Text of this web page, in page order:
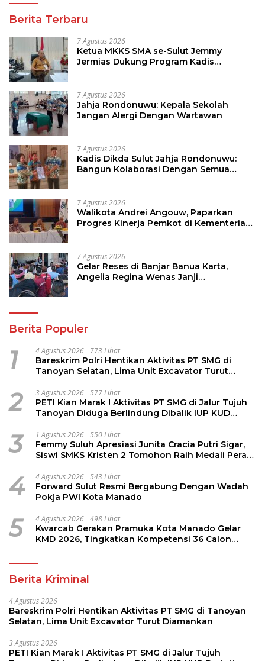
Berita Terbaru
7 Agustus 2026
Ketua MKKS SMA se-Sulut Jemmy
Jermias Dukung Program Kadis
7 Agustus 2026
Jahja Rondonuwu: Kepala Sekolah
Jangan Alergi Dengan Wartawan
7 Agustus 2026
Kadis Dikda Sulut Jahja Rondonuwu:
Bangun Kolaborasi Dengan Semua
7 Agustus 2026
Walikota Andrei Angouw, Paparkan
Progres Kinerja Pemkot di Kementerian
7 Agustus 2026
Gelar Reses di Banjar Banua Karta,
Angelia Regina Wenas Janji
Berita Populer
1 4 Agustus 2026 773 Lihat
Bareskrim Polri Hentikan Aktivitas PT SMG di
Tanoyan Selatan, Lima Unit Excavator Turut
2 3 Agustus 2026 577 Lihat
PETI Kian Marak ! Aktivitas PT SMG di Jalur Tujuh
Tanoyan Diduga Berlindung Dibalik IUP KUD
3 1 Agustus 2026 550 Lihat
Femmy Suluh Apresiasi Junita Cracia Putri Sigar,
Siswi SMKS Kristen 2 Tomohon Raih Medali Perak
4 4 Agustus 2026 543 Lihat
Forward Sulut Resmi Bergabung Dengan Wadah
Pokja PWI Kota Manado
5 4 Agustus 2026 498 Lihat
Kwarcab Gerakan Pramuka Kota Manado Gelar
KMD 2026, Tingkatkan Kompetensi 36 Calon
Berita Kriminal
4 Agustus 2026
Bareskrim Polri Hentikan Aktivitas PT SMG di Tanoyan
Selatan, Lima Unit Excavator Turut Diamankan
3 Agustus 2026
PETI Kian Marak ! Aktivitas PT SMG di Jalur Tujuh